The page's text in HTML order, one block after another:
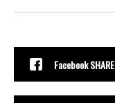
Facebook SHARE